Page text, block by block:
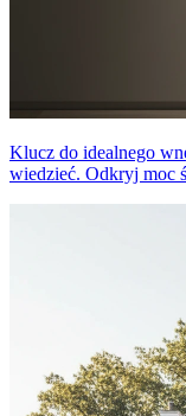
Klucz do idealnego
wiedzieć. Odkryj moc